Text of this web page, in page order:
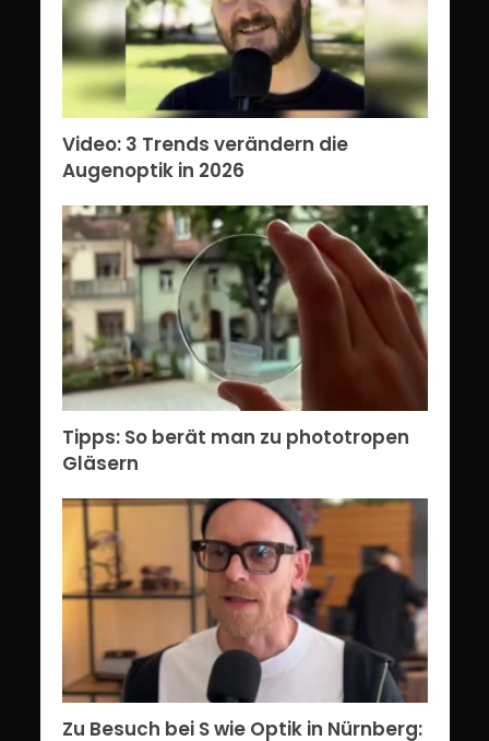
Video: 3 Trends verändern die
Augenoptik in 2026
Tipps: So berät man zu phototropen
Gläsern
Zu Besuch bei S wie Optik in Nürnberg: